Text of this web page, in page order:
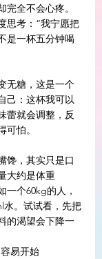
全不会心疼。
思考：“我宁愿把
是一杯五分钟喝
无糖，这是一个
己：这杯我可以
蕾就会调整，反
怕。
馋，其实只是口
大约是体重
一个60kg的人，
水。试试看，先把
的渴望会下降一
易开始